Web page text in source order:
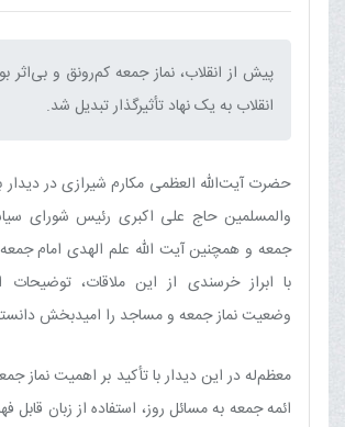
پیش از انقلاب، نماز جمعه کم‌رونق و بی‌اثر
انقلاب به یک نهاد تأثیرگذار تبدیل شد.‌
حضرت آیت‌اللّه العظمی مکارم شیرازی در دیدار
والمسلمین حاج علی اکبری رئیس شورای
جمعه و همچنین آیت الله علم الهدی امام
با ابراز خرسندی از این ملاقات، توضیحات
وضعیت نماز جمعه و مساجد را امیدبخش
معظم‌له در این دیدار با تأکید بر اهمیت نماز
ائمه جمعه به مسائل روز، استفاده از زبان قابل